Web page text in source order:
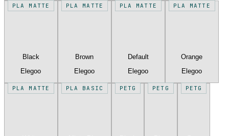
PLA MATTE
Black
Elegoo
PLA MATTE
Brown
Elegoo
PLA MATTE
Default
Elegoo
PLA MATTE
Orange
Elegoo
PLA MATTE PLA BASIC PETG PETG PETG